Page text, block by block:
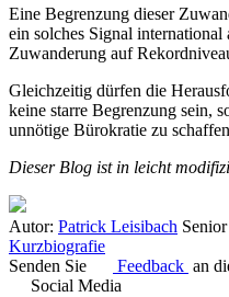
Eine Begrenzung dieser
ein solches Signal
Zuwanderung auf
Gleichzeitig dürfen die
keine starre Begrenzung sein,
unnötige Bürokratie zu
Dieser Blog ist in leicht
Autor: Patrick Leisibach
Kurzbiografie
Senden Sie
Feedback an
Social Media